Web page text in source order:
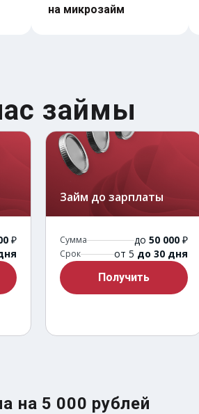
на микрозайм
займы
₽
Займ до зарплаты
Сумма до 50 000 ₽
Срок от 5 до 30 дня
Получить
на 5 000 рублей